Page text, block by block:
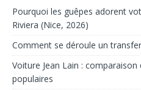
Pourquoi les guêpes adorent
Riviera (Nice, 2026)
Comment se déroule un
Voiture Jean Lain :
populaires